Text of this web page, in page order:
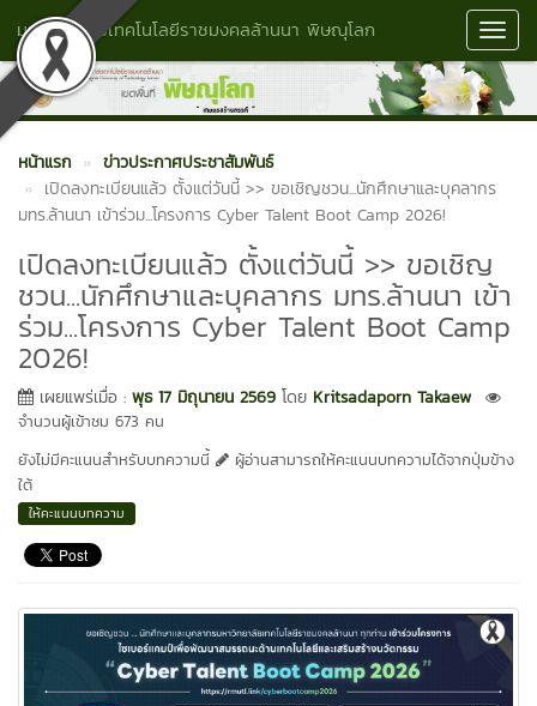
มหาวิทยาลัยเทคโนโลยีราชมงคลล้านนา พิษณุโลก
หน้าแรก
ข่าวประกาศประชาสัมพันธ์
เปิดลงทะเบียนแล้ว ตั้งแต่วันนี้ >> ขอเชิญชวน...นักศึกษาและบุคลากร
มทร.ล้านนา เข้าร่วม...โครงการ Cyber Talent Boot Camp 2026!
เปิดลงทะเบียนแล้ว ตั้งแต่วันนี้ >> ขอเชิญ
ชวน...นักศึกษาและบุคลากร มทร.ล้านนา เข้า
ร่วม...โครงการ Cyber Talent Boot Camp
2026!
เผยแพร่เมื่อ : พุธ 17 มิถุนายน 2569 โดย Kritsadaporn Takaew
จำนวนผู้เข้าชม 673 คน
ยังไม่มีคะแนนสำหรับบทความนี้
ผู้อ่านสามารถให้คะแนนบทความได้จากปุ่มข้าง
ใต้
ให้คะแนนบทความ